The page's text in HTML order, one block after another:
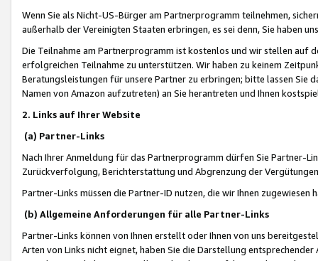
Wenn Sie als Nicht-US-Bürger am Partnerprogramm teilnehmen,
außerhalb der Vereinigten Staaten erbringen, es sei denn, Sie haben
Die Teilnahme am Partnerprogramm ist kostenlos und wir stellen auf
erfolgreichen Teilnahme zu unterstützen. Wir haben zu keinem
Beratungsleistungen für unsere Partner zu erbringen; bitte lassen Sie
Namen von Amazon aufzutreten) an Sie herantreten und Ihnen
2. Links auf Ihrer Website
(a) Partner-Links
Nach Ihrer Anmeldung für das Partnerprogramm dürfen Sie Partner-
Zurückverfolgung, Berichterstattung und Abgrenzung der
Partner-Links müssen die Partner-ID nutzen, die wir Ihnen zugewiesen
(b) Allgemeine Anforderungen für alle Partner-Links
Partner-Links können von Ihnen erstellt oder Ihnen von uns
Arten von Links nicht eignet, haben Sie die Darstellung